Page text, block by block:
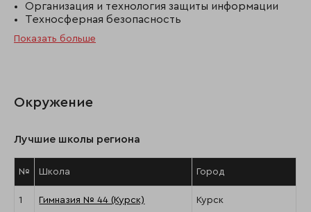
Организация и технология защиты информации
Техносферная безопасность
Показать больше
Окружение
Лучшие школы региона
№ Школа Город
1 Гимназия № 44 (Курск) Курск